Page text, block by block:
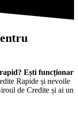
Ești funcționar
Rapide și nevoile
de Credite și ai un